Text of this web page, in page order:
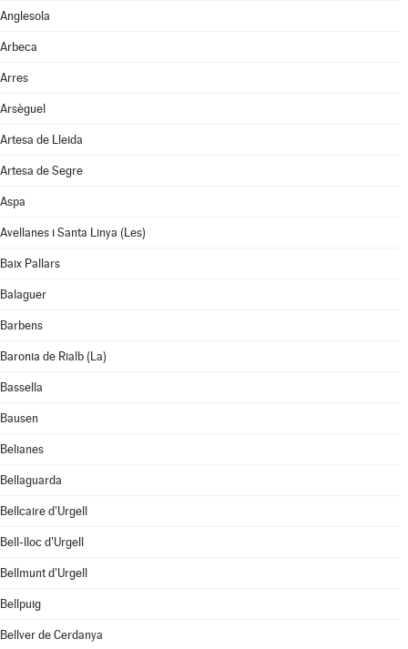
Anglesola
Arbeca
Arres
Arsèguel
Artesa de Lleida
Artesa de Segre
Aspa
Avellanes i Santa Linya (Les)
Baix Pallars
Balaguer
Barbens
Baronia de Rialb (La)
Bassella
Bausen
Belianes
Bellaguarda
Bellcaire d'Urgell
Bell-lloc d'Urgell
Bellmunt d'Urgell
Bellpuig
Bellver de Cerdanya